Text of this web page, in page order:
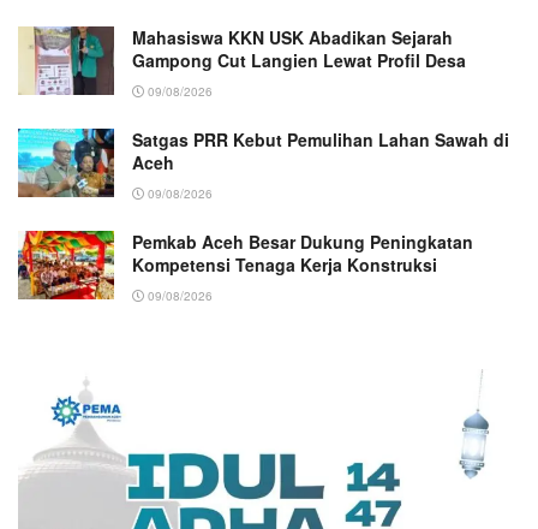
Mahasiswa KKN USK Abadikan Sejarah
Gampong Cut Langien Lewat Profil Desa
09/08/2026
Satgas PRR Kebut Pemulihan Lahan Sawah di
Aceh
09/08/2026
Pemkab Aceh Besar Dukung Peningkatan
Kompetensi Tenaga Kerja Konstruksi
09/08/2026